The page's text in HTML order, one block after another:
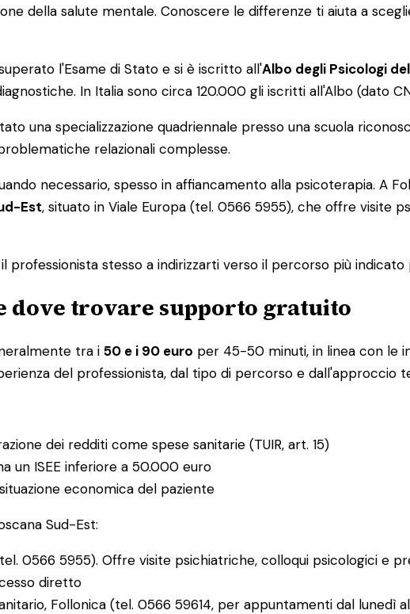
della salute mentale. Conoscere le differenze ti aiuta a
l'Esame di Stato e si è iscritto all'Albo degli Psicologi
In Italia sono circa 120.000 gli iscritti all'Albo (dato
una specializzazione quadriennale presso una scuola
relazionali complesse.
necessario, spesso in affiancamento alla psicoterapia. A
Est, situato in Viale Europa (tel. 0566 5955), che offre visite
stesso a indirizzarti verso il percorso più indicato
dove trovare supporto gratuito
tra i 50 e i 90 euro per 45-50 minuti, in linea con le
del professionista, dal tipo di percorso e dall'approccio
dei redditi come spese sanitarie (TUIR, art. 15)
un ISEE inferiore a 50.000 euro
economica del paziente
Sud-Est:
0566 5955). Offre visite psichiatriche, colloqui psicologici e
diretto
Follonica (tel. 0566 59614, per appuntamenti dal lunedì